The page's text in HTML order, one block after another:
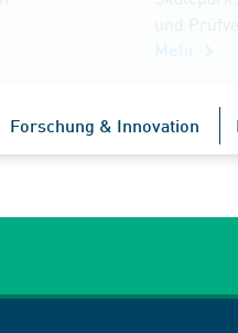
Forschung & Innovation